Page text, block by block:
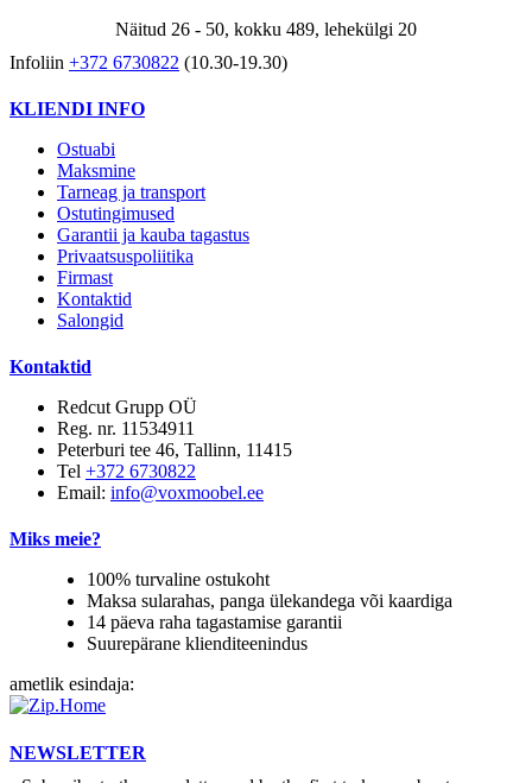
Näitud 26 - 50, kokku 489, lehekülgi 20
Infoliin +372 6730822 (10.30-19.30)
KLIENDI INFO
Ostuabi
Maksmine
Tarneag ja transport
Ostutingimused
Garantii ja kauba tagastus
Privaatsuspoliitika
Firmast
Kontaktid
Salongid
Kontaktid
Redcut Grupp OÜ
Reg. nr. 11534911
Peterburi tee 46, Tallinn, 11415
Tel +372 6730822
Email: info@voxmoobel.ee
Miks meie?
100% turvaline ostukoht
Maksa sularahas, panga ülekandega või kaardiga
14 päeva raha tagastamise garantii
Suurepärane klienditeenindus
ametlik esindaja:
NEWSLETTER